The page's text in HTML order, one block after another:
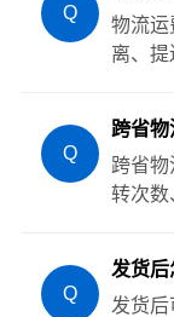
Q
物流运
离、提
Q
跨省物
跨省
转次数
Q
发货后
发货